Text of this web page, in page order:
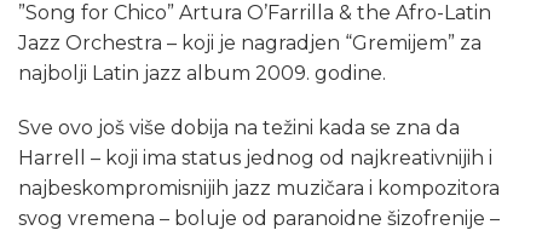
”Song for Chico” Artura O’Farrilla & the Afro-Latin
Jazz Orchestra – koji je nagradjen “Gremijem” za
najbolji Latin jazz album 2009. godine.
Sve ovo još više dobija na težini kada se zna da
Harrell – koji ima status jednog od najkreativnijih i
najbeskompromisnijih jazz muzičara i kompozitora
svog vremena – boluje od paranoidne šizofrenije –